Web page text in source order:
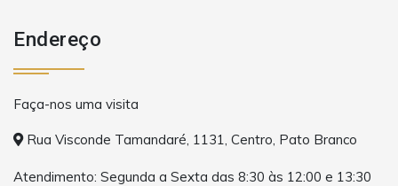
Endereço
Faça-nos uma visita
Rua Visconde Tamandaré, 1131, Centro, Pato Branco
Atendimento: Segunda a Sexta das 8:30 às 12:00 e 13:30